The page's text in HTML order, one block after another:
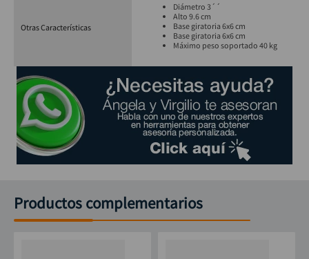
Otras Características
Diámetro 3´´
Alto 9.6 cm
Base giratoria 6x6 cm
Base giratoria 6x6 cm
Máximo peso soportado 40 kg
Productos complementarios